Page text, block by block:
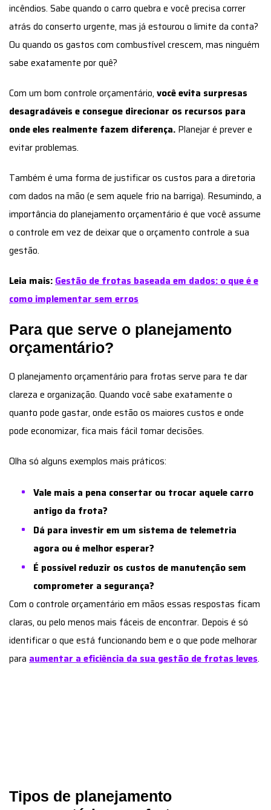
incêndios. Sabe quando o carro quebra e você precisa correr
atrás do conserto urgente, mas já estourou o limite da conta?
Ou quando os gastos com combustível crescem, mas ninguém
sabe exatamente por quê?
Com um bom controle orçamentário, você evita surpresas
desagradáveis e consegue direcionar os recursos para
onde eles realmente fazem diferença. Planejar é prever e
evitar problemas.
Também é uma forma de justificar os custos para a diretoria
com dados na mão (e sem aquele frio na barriga). Resumindo, a
importância do planejamento orçamentário é que você assume
o controle em vez de deixar que o orçamento controle a sua
gestão.
Leia mais: Gestão de frotas baseada em dados: o que é e
como implementar sem erros
Para que serve o planejamento
orçamentário?
O planejamento orçamentário para frotas serve para te dar
clareza e organização. Quando você sabe exatamente o
quanto pode gastar, onde estão os maiores custos e onde
pode economizar, fica mais fácil tomar decisões.
Olha só alguns exemplos mais práticos:
Vale mais a pena consertar ou trocar aquele carro
antigo da frota?
Dá para investir em um sistema de telemetria
agora ou é melhor esperar?
É possível reduzir os custos de manutenção sem
comprometer a segurança?
Com o controle orçamentário em mãos essas respostas ficam
claras, ou pelo menos mais fáceis de encontrar. Depois é só
identificar o que está funcionando bem e o que pode melhorar
para aumentar a eficiência da sua gestão de frotas leves.
Tipos de planejamento